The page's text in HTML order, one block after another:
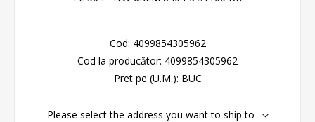
Cod: 4099854305962
Cod la producător: 4099854305962
Pret pe (U.M.): BUC
Please select the address you want to ship to